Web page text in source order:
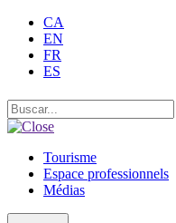
CA
EN
FR
ES
Tourisme
Espace professionnels
Médias